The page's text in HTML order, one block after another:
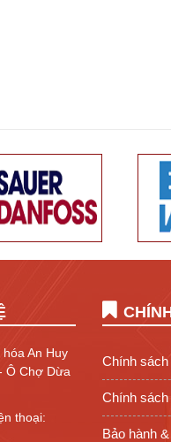
An Huy
Ô Chợ Dừa
thoại:
Chính sách
Chính sách
Bảo hành